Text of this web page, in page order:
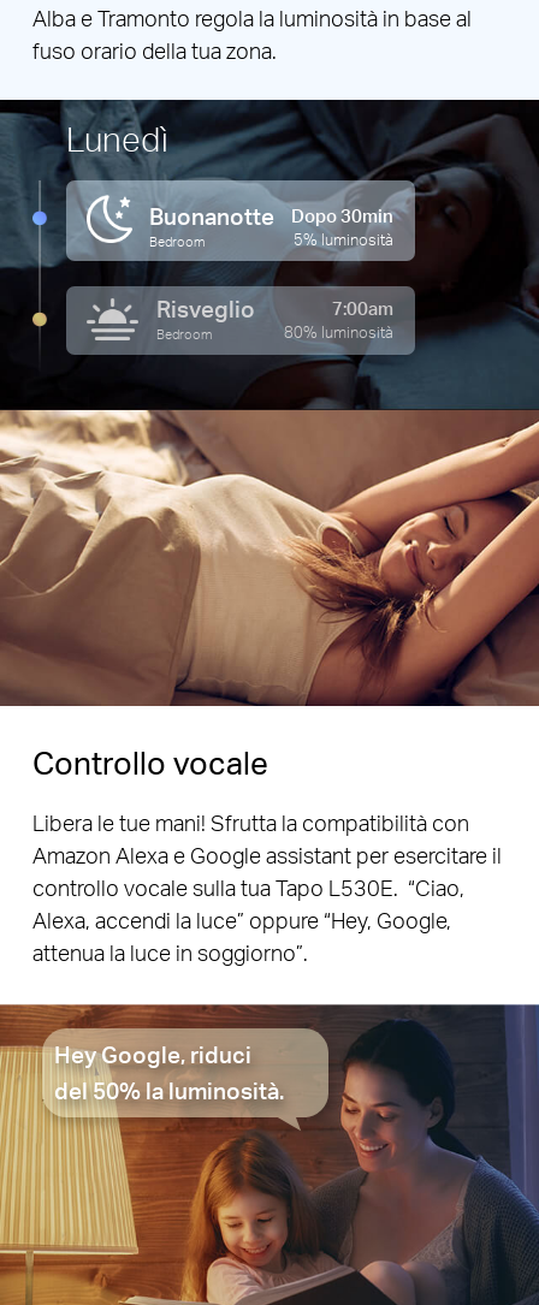
Lunedì
Buonanotte
Bedroom
Dopo 30min
5% luminosità
Risveglio
Bedroom
7:00am
80% luminosità
Alba e Tramonto regola la luminosità in base al
fuso orario della tua zona.
Hey Google, riduci
del 50% la luminosità.
Controllo vocale
Libera le tue mani! Sfrutta la compatibilità con
Amazon Alexa e Google assistant per esercitare il
controllo vocale sulla tua Tapo L530E. “Ciao,
Alexa, accendi la luce” oppure “Hey, Google,
attenua la luce in soggiorno”.